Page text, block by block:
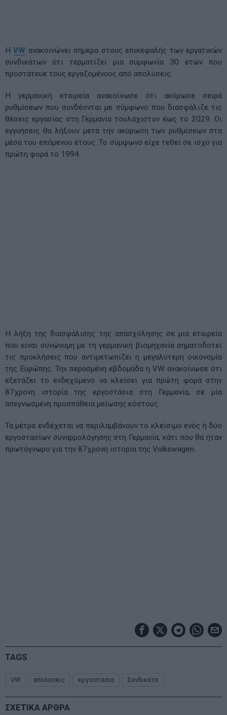
ΗVW ανακοινώνει σήμερα στους επικεφαλής των εργατικών
συνδικάτων ότι τερματίζει μια συμφωνία 30 ετών που
προστάτευε τους εργαζομένους από απολύσεις.
Η γερμανική εταιρεία ανακοίνωσε ότι ακύρωσε σειρά
ρυθμίσεων που συνδέονται με σύμφωνο που διασφάλιζε τις
θέσεις εργασίας στη Γερμανία τουλάχιστον έως το 2029. Οι
εγγυήσεις θα λήξουν μετά την ακύρωση των ρυθμίσεων στα
μέσα του επόμενου έτους. Το σύμφωνο είχε τεθεί σε ισχύ για
πρώτη φορά το 1994.
Η λήξη της διασφάλισης της απασχόλησης σε μια εταιρεία
που είναι συνώνυμη με τη γερμανική βιομηχανία σηματοδοτεί
τις προκλήσεις που αντιμετωπίζει η μεγαλύτερη οικονομία
της Ευρώπης. Την περασμένη εβδομάδα η VW ανακοίνωσε ότι
εξετάζει το ενδεχόμενο να κλείσει για πρώτη φορά στην
87χρονη ιστορία της εργοστάσια στη Γερμανία, σε μία
απεγνωσμένη προσπάθεια μείωσης κόστους.
Τα μέτρα ενδέχεται να περιλαμβάνουν το κλείσιμο ενός ή δύο
εργοστασίων συναρμολόγησης στη Γερμανία, κάτι που θα ήταν
πρωτόγνωρο για την 87χρονη ιστορία της Volkswagen.
TAGS
VW απολυσεις εργοστασια Συνδικατα
ΣΧΕΤΙΚΑ ΑΡΘΡΑ